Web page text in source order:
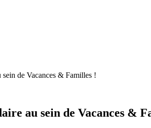
de Vacances & Familles !
au sein de Vacances &